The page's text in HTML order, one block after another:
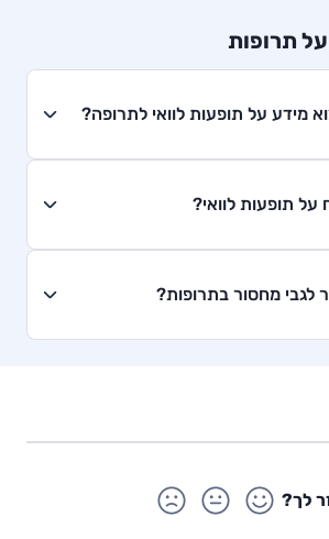
תרופות
מידע על תופעות לוואי לתרופה?
תופעות לוואי?
לגבי מחסור בתרופות?
לך?